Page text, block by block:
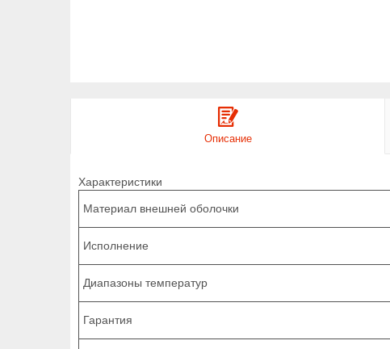
Описание
Характеристики
Материал внешней оболочки
Исполнение
Диапазоны температур
Гарантия